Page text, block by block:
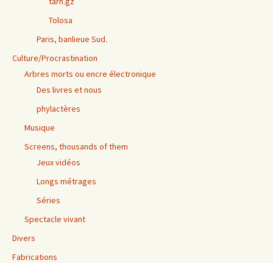
Tolosa
Paris, banlieue Sud.
Culture/Procrastination
Arbres morts ou encre électronique
Des livres et nous
phylactères
Musique
Screens, thousands of them
Jeux vidéos
Longs métrages
Séries
Spectacle vivant
Divers
Fabrications